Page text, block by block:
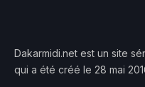
Dakarmidi.net est un site
qui a été créé le 28 mai